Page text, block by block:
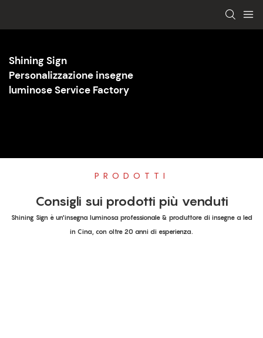
Shining Sign
Personalizzazione insegne
luminose Service Factory
PRODOTTI
Consigli sui prodotti più venduti
Shining Sign è un'insegna luminosa professionale & produttore di insegne a led
in Cina, con oltre 20 anni di esperienza.